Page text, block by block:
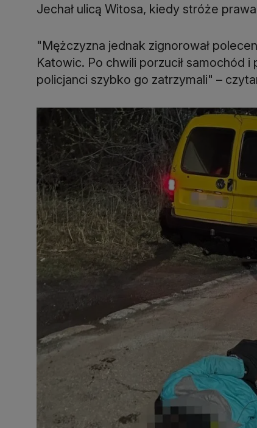
Jechał ulicą Witosa, kiedy stróże
"Mężczyzna jednak zignorował
Katowic. Po chwili porzucił samochód
policjanci szybko go zatrzymali" –